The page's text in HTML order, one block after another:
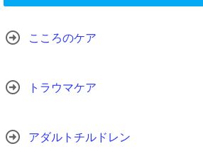
こころのケア
トラウマケア
アダルトチルドレン